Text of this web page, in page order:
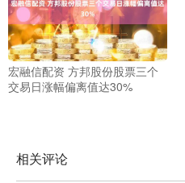
宏融信配资 方邦股份股票三个
交易日涨幅偏离值达30%
相关评论